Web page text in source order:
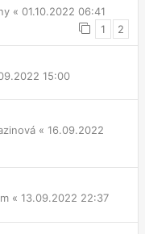
« 01.10.2022 06:41
1 2
15:00
« 16.09.2022
« 13.09.2022 22:37